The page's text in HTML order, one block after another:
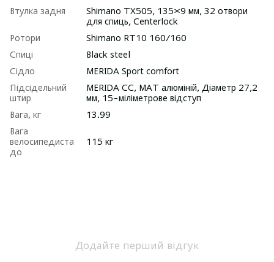
Втулка задня
Shimano TX505, 135×9 мм, 32 отвори
для спиць, Centerlock
Ротори
Shimano RT10 160/160
Спиці
Black steel
Сідло
MERIDA Sport comfort
Підсідельний
штир
MERIDA CC, МАТ алюміній, Діаметр 27,2
мм, 15-міліметрове відступ
Вага, кг
13.99
Вага
велосипедиста
до
115 кг
Додайте перший відгук